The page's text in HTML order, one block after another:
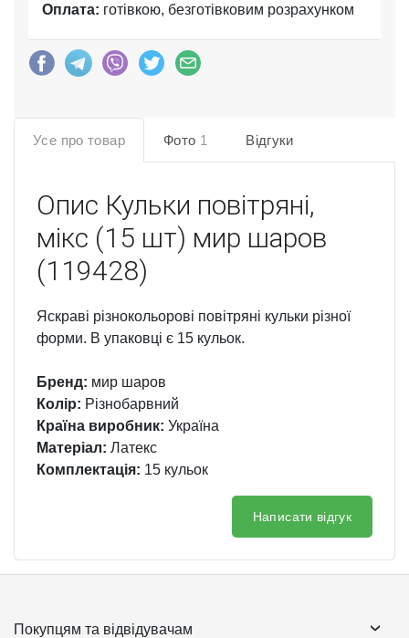
Оплата: готівкою, безготівковим розрахунком
Усе про товар Фото 1 Відгуки
Опис Кульки повітряні,
мікс (15 шт) мир шаров
(119428)
Яскраві різнокольорові повітряні кульки різної
форми. В упаковці є 15 кульок.
Бренд: мир шаров
Колір: Різнобарвний
Країна виробник: Україна
Матеріал: Латекс
Комплектація: 15 кульок
Написати відгук
Покупцям та відвідувачам